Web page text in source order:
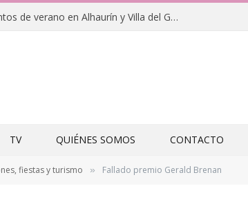
Clausuras de los campamentos de verano en Alhaurín y Villa del Guadalhorce 2026
TV QUIÉNES SOMOS CONTACTO
fiestas y turismo » Fallado premio Gerald Brenan